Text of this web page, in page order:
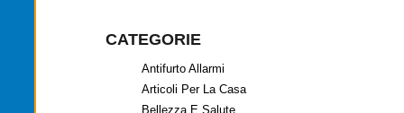
CATEGORIE
Antifurto Allarmi
Articoli Per La Casa
Bellezza E Salute